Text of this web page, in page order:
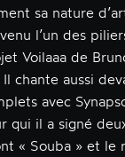
sa nature
l’un des
Voilaaa de
chante aussi
avec
qui il a signé
« Souba » et le